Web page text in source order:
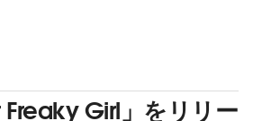
Girl」をリリー